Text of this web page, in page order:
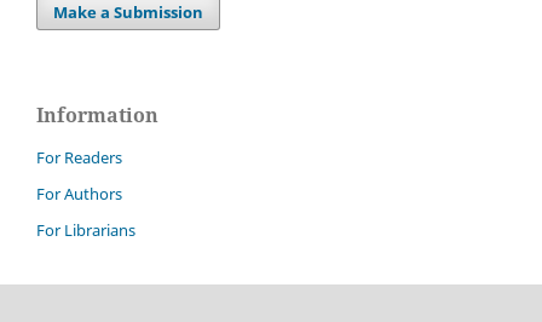
Make a Submission
Information
For Readers
For Authors
For Librarians